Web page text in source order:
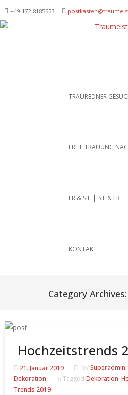
+49-172-­8185553
SKIP TO CONTENT
TRAUREDNER
FREIE TRAUUNG
ER & SIE ⎪ SIE & ER
KONTAKT
Category Archives:
Hochzeitstrends
21. Januar 2019 bySuperadmin
Dekoration
Tagged Dekoration,
Trends 2019